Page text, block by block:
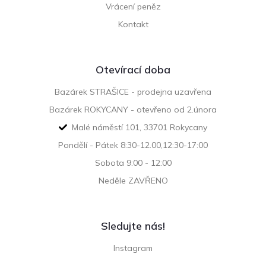
Vrácení peněz
Kontakt
Otevírací doba
Bazárek STRAŠICE - prodejna uzavřena
Bazárek ROKYCANY - otevřeno od 2.února
Malé náměstí 101, 33701 Rokycany
Pondělí - Pátek 8:30-12.00,12:30-17:00
Sobota 9:00 - 12:00
Neděle ZAVŘENO
Sledujte nás!
Instagram